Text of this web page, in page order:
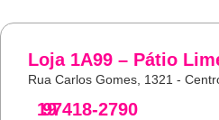
Loja 1A99 – Pátio
Rua Carlos Gomes, 1321 -
19
97418-2790